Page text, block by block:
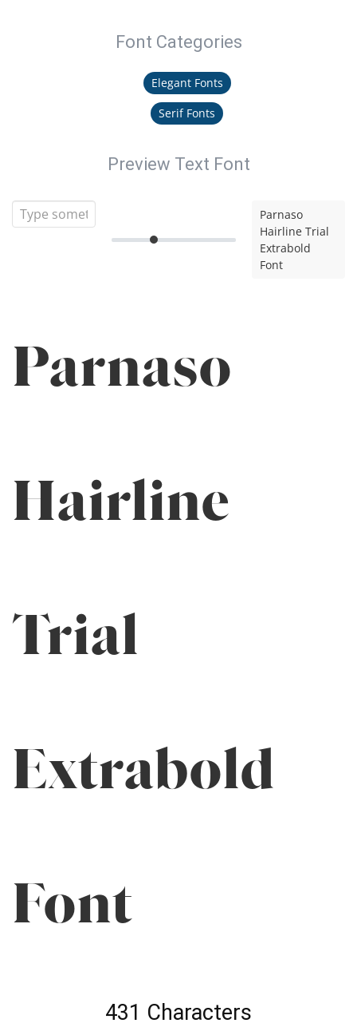
Font Categories
Elegant Fonts
Serif Fonts
Preview Text Font
Parnaso
Hairline Trial
Extrabold
Font
Parnaso
Hairline
Trial
Extrabold
Font
431 Characters